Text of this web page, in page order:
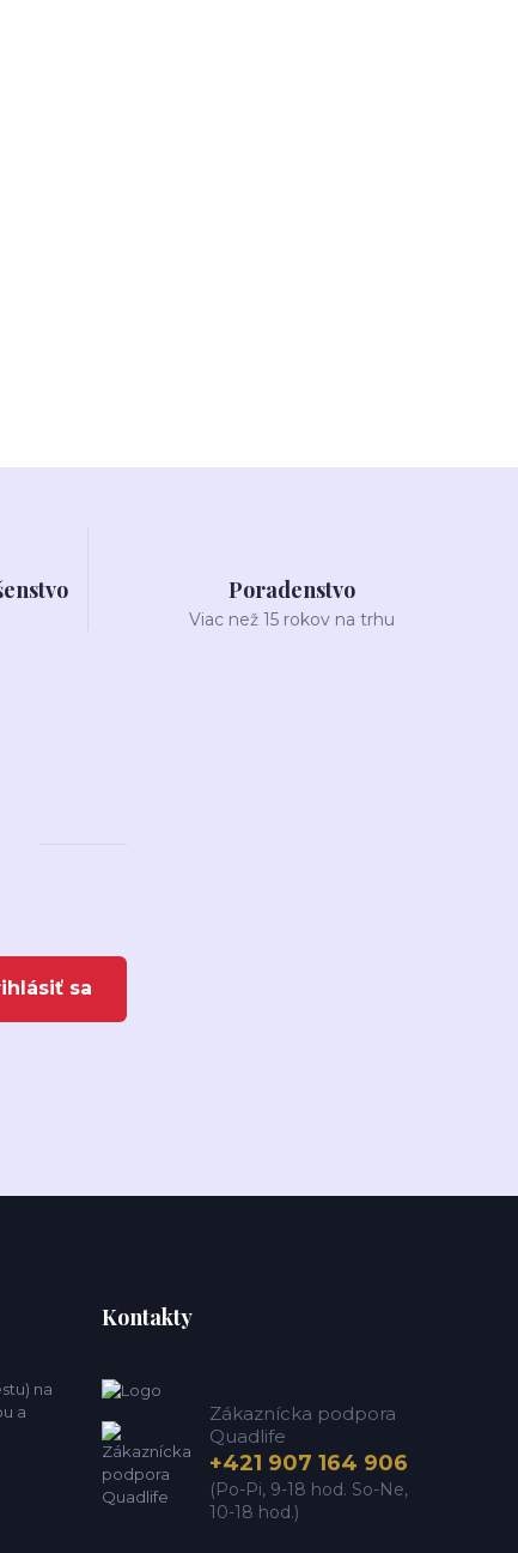
Poradenstvo
Viac než 15 rokov na trhu
sa
na
a
Kontakty
Zákaznícka podpora
Quadlife
+421 907 164 906
(Po-Pi, 9-18 hod. So-Ne,
10-18 hod.)